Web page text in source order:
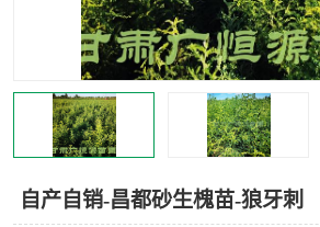
自产自销-昌都砂生槐苗-狼牙刺